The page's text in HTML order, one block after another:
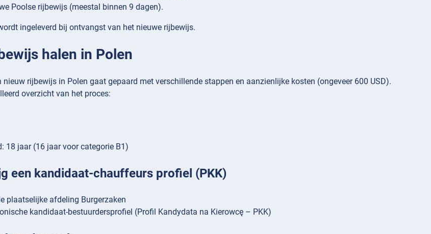
Poolse rijbewijs (meestal binnen 9 dagen).
ingeleverd bij ontvangst van het nieuwe rijbewijs.
halen in Polen
nieuw rijbewijs in Polen gaat gepaard met verschillende stappen en aanzienlijke kosten (ongeveer 600 USD).
overzicht van het proces:
18 jaar (16 jaar voor categorie B1)
een kandidaat-chauffeurs profiel (PKK)
plaatselijke afdeling Burgerzaken
kandidaat-bestuurdersprofiel (Profil Kandydata na Kierowcę – PKK)